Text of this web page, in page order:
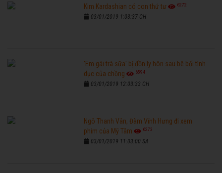
Kim Kardashian có con thứ tư 6272
03/01/2019 1:03:37 CH
'Em gái trà sữa' bị đồn ly hôn sau bê bối tình
dục của chồng
6594
03/01/2019 12:03:33 CH
Ngô Thanh Vân, Đàm Vĩnh Hưng đi xem
phim của Mỹ Tâm
6273
03/01/2019 11:03:00 SA